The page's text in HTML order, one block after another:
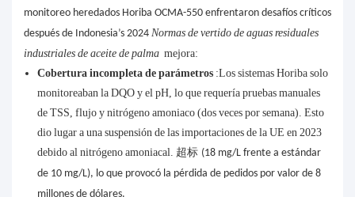
monitoreo heredados Horiba OCMA-550 enfrentaron desafíos críticos
después de Indonesia’s 2024 Normas de vertido de aguas residuales
industriales de aceite de palma mejora:
Cobertura incompleta de parámetros :Los sistemas Horiba solo
monitoreaban la DQO y el pH, lo que requería pruebas manuales
de TSS, flujo y nitrógeno amoniaco (dos veces por semana). Esto
dio lugar a una suspensión de las importaciones de la UE en 2023
debido al nitrógeno amoniacal. 超标 (18 mg/L frente a estándar
de 10 mg/L), lo que provocó la pérdida de pedidos por valor de 8
millones de dólares.